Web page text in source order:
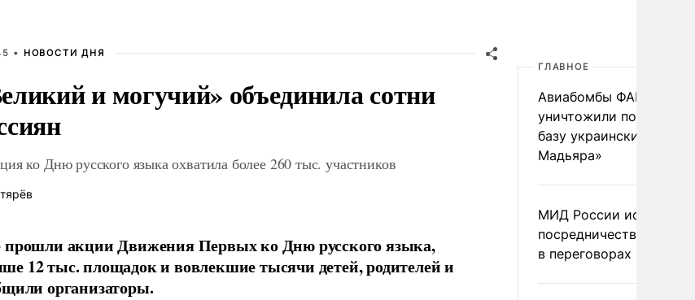
• НОВОСТИ ДНЯ
и могучий» объединила сотни
ко Дню русского языка охватила более 260 тыс. участников
прошли акции Движения Первых ко Дню русского языка,
12 тыс. площадок и вовлекшие тысячи детей, родителей и
организаторы.
ГЛАВНОЕ
Авиабомбы ФАБ-500
уничтожили подземную
базу украинских «Птиц
Мадьяра»
МИД России исключил
посредничество
в переговорах по